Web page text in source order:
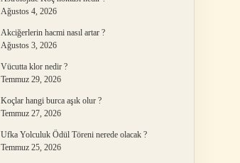
Ağustos 4, 2026
Akciğerlerin hacmi nasıl artar ?
Ağustos 3, 2026
Vücutta klor nedir ?
Temmuz 29, 2026
Koçlar hangi burca aşık olur ?
Temmuz 27, 2026
Ufka Yolculuk Ödül Töreni nerede olacak ?
Temmuz 25, 2026